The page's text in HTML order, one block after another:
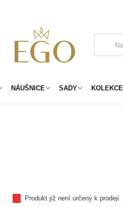
NÁUŠNICE SADY KOLEKCE
Produkt již není určený k prodeji.